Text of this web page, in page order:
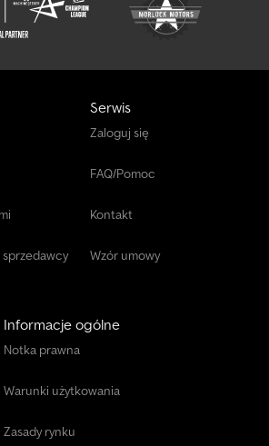
Serwis
Zaloguj się
FAQ/Pomoc
Kontakt
Wzór umowy
Informacje ogólne
Notka prawna
Warunki użytkowania
Zasady rynku